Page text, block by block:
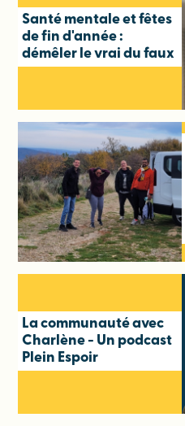
Santé mentale et fêtes
de fin d'année :
démêler le vrai du faux
La communauté avec
Charlène - Un podcast
Plein Espoir